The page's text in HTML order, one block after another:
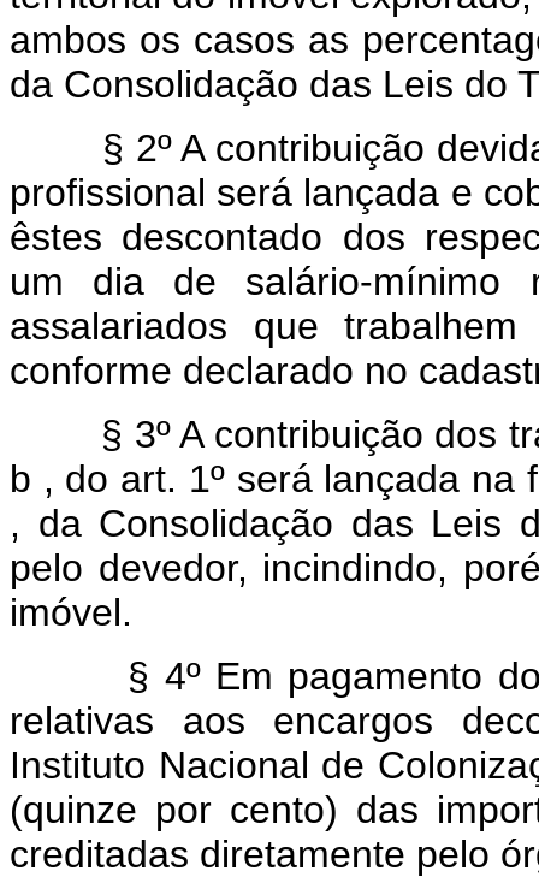
ambos os casos as
da Consolidação das Leis do
§ 2º A contribuição devida
profissional será lançada e
êstes descontado dos
um dia de salário-mínimo
assalariados que
conforme declarado no
§ 3º A contribuição dos
b , do art. 1º será lançada
, da Consolidação das Leis
pelo devedor, incindindo,
imóvel.
§ 4º Em pagamento dos
relativas aos encargos
Instituto Nacional de
(quinze por cento) das
creditadas diretamente pelo